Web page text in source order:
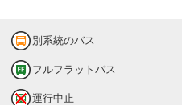
別系統のバス
フルフラットバス
運行中止